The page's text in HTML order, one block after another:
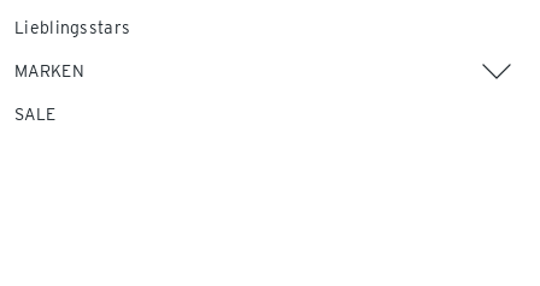
Lieblingsstars
MARKEN
SALE